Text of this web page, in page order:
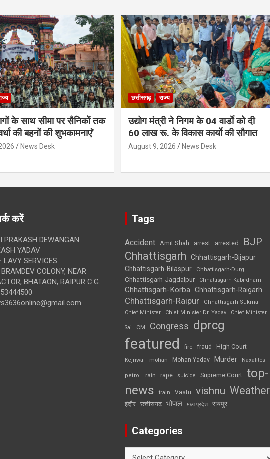
के साथ सीमा पर सैनिकों तक
की बहनों की शुभकामनाएं’
News Desk
छत्तीसगढ़ राज्य
उद्योग मंत्री ने निगम के 04 वार्डाे को दी
60 लाख रू. के विकास कार्याे की सौगात
August 9, 2026 News Desk
करें
PRAKASH DEWANGAN
YADAV
LAVY SERVICES
COLONY, NEAR
BHATAON, RAIPUR C.G.
Tags
Accident Amit Shah arrest arrested BJP
Chhattisgarh
Chhattisgarh-Bijapur
Chhattisgarh-Bilaspur
Chhattisgarh-Durg
Chhattisgarh-Jagdalpur Chhattisgarh-Kabirdham
Chhattisgarh-Korba Chhattisgarh-Raigarh
Chhattisgarh-Raipur
Chhattisgarh-Sukma
Chief Minister
Chief Minister Dr. Yadav Chief Minister
Sai CM Congress dprcg
featured fire fraud High Court
Kejriwal mohan Mohan Yadav Murder Naxalites
petrol rain rape suicide Supreme Court top-
news
train Vastu vishnu Weather
इंदौर छत्तीसगढ़ भोपाल मध्य प्रदेश रायपुर
Categories